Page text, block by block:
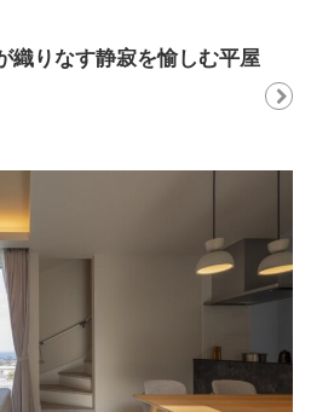
織りなす静寂を愉しむ平屋